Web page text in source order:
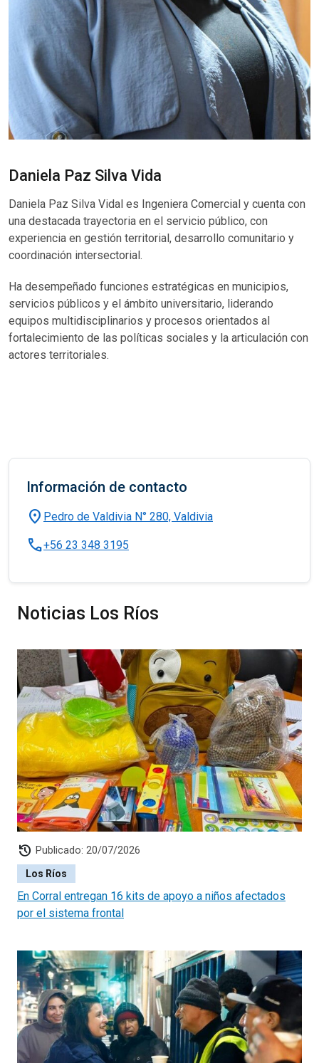
Daniela Paz Silva Vida
Daniela Paz Silva Vidal es Ingeniera Comercial y cuenta con
una destacada trayectoria en el servicio público, con
experiencia en gestión territorial, desarrollo comunitario y
coordinación intersectorial.
Ha desempeñado funciones estratégicas en municipios,
servicios públicos y el ámbito universitario, liderando
equipos multidisciplinarios y procesos orientados al
fortalecimiento de las políticas sociales y la articulación con
actores territoriales.
Información de contacto
location_on Pedro de Valdivia N° 280, Valdivia
call+56 23 348 3195
Noticias Los Ríos
history Publicado: 20/07/2026
Los Ríos
En Corral entregan 16 kits de apoyo a niños afectados
por el sistema frontal